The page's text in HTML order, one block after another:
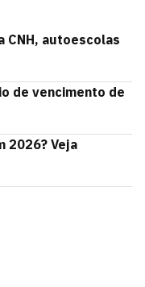
CNH, autoescolas
de vencimento de
2026? Veja